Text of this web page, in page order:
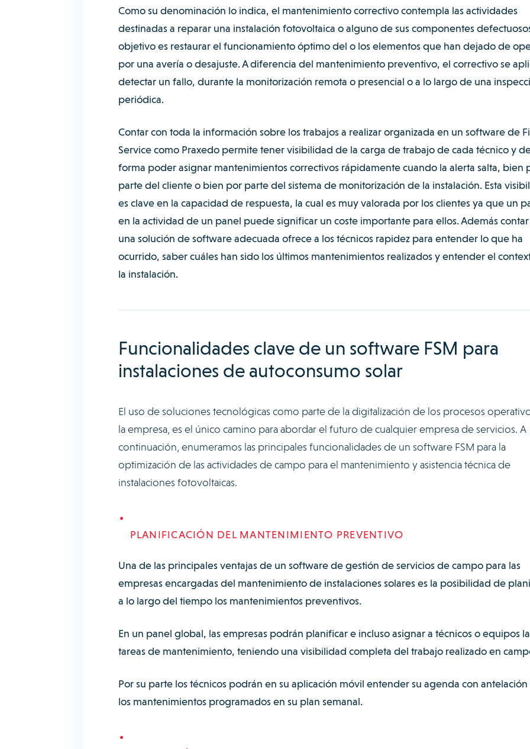
Como su denominación lo indica, el mantenimiento correctivo contempla las actividades
destinadas a reparar una instalación fotovoltaica o alguno de sus componentes
objetivo es restaurar el funcionamiento óptimo del o los elementos que han dejado de
por una avería o desajuste. A diferencia del mantenimiento preventivo, el correctivo se
detectar un fallo, durante la monitorización remota o presencial o a lo largo de una
periódica.
Contar con toda la información sobre los trabajos a realizar organizada en un software de
Service como Praxedo permite tener visibilidad de la carga de trabajo de cada técnico y
forma poder asignar mantenimientos correctivos rápidamente cuando la alerta salta, bien
parte del cliente o bien por parte del sistema de monitorización de la instalación. Esta
es clave en la capacidad de respuesta, la cual es muy valorada por los clientes ya que un
en la actividad de un panel puede significar un coste importante para ellos. Además
una solución de software adecuada ofrece a los técnicos rapidez para entender lo que ha
ocurrido, saber cuáles han sido los últimos mantenimientos realizados y entender el
la instalación.
Funcionalidades clave de un software FSM para
instalaciones de autoconsumo solar
El uso de soluciones tecnológicas como parte de la digitalización de los procesos
la empresa, es el único camino para abordar el futuro de cualquier empresa de servicios. A
continuación, enumeramos las principales funcionalidades de un software FSM para la
optimización de las actividades de campo para el mantenimiento y asistencia técnica de
instalaciones fotovoltaicas.
PLANIFICACIÓN DEL MANTENIMIENTO PREVENTIVO
Una de las principales ventajas de un software de gestión de servicios de campo para las
empresas encargadas del mantenimiento de instalaciones solares es la posibilidad de
a lo largo del tiempo los mantenimientos preventivos.
En un panel global, las empresas podrán planificar e incluso asignar a técnicos o equipos
tareas de mantenimiento, teniendo una visibilidad completa del trabajo realizado en
Por su parte los técnicos podrán en su aplicación móvil entender su agenda con antelación
los mantenimientos programados en su plan semanal.